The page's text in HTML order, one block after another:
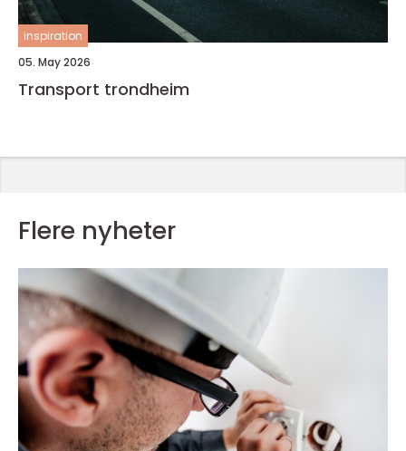
inspiration
05. May 2026
Transport trondheim
Flere nyheter